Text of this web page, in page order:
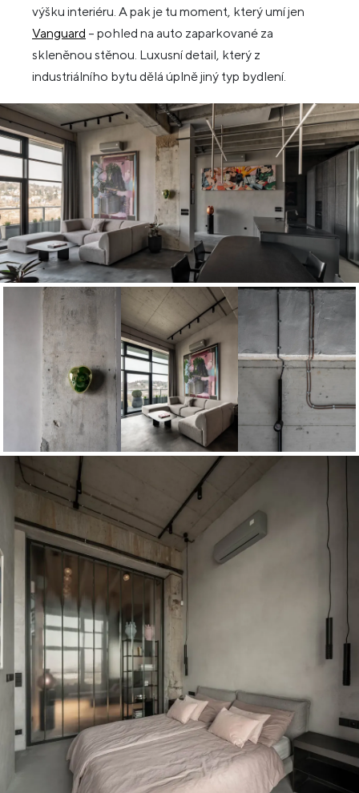
výšku interiéru. A pak je tu moment, který umí jen
Vanguard – pohled na auto zaparkované za
skleněnou stěnou. Luxusní detail, který z
industriálního bytu dělá úplně jiný typ bydlení.